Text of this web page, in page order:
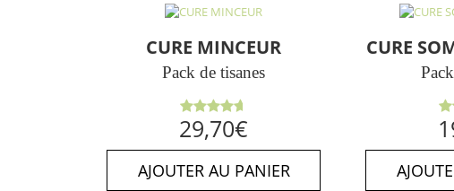
CURE MINCEUR
Pack de tisanes
Note
4.64sur
5
29,70€
AJOUTER AU PANIER
CURE